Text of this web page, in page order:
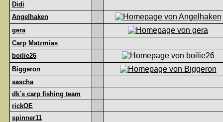
Didi
Angelhaken
gera
Carp Matzmias
boilie26
Biggeron
sascha
dk´s carp fishing team
rickOE
spinner11